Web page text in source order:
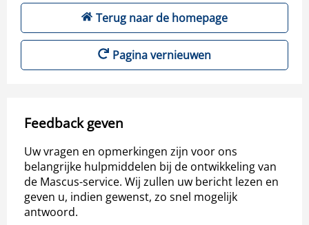
Terug naar de homepage
Pagina vernieuwen
Feedback geven
Uw vragen en opmerkingen zijn voor ons
belangrijke hulpmiddelen bij de ontwikkeling van
de Mascus-service. Wij zullen uw bericht lezen en
geven u, indien gewenst, zo snel mogelijk
antwoord.